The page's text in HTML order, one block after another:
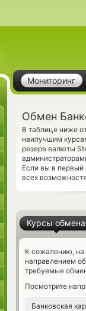
Мониторинг
Обмен
В таблице ниже
наилучшим
резерв валюты
Если вы в первый
всех
Курсы обмена
К сожалению, на
направлением
требуемые
Посмотрите
Банковская